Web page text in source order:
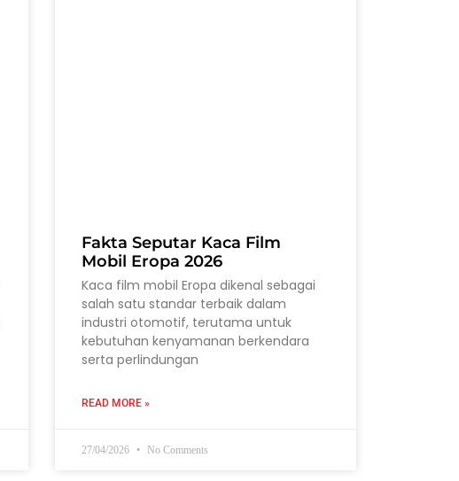
Fakta Seputar Kaca Film
Mobil Eropa 2026
Kaca film mobil Eropa dikenal sebagai
salah satu standar terbaik dalam
industri otomotif, terutama untuk
kebutuhan kenyamanan berkendara
serta perlindungan
READ MORE »
27/04/2026 No Comments